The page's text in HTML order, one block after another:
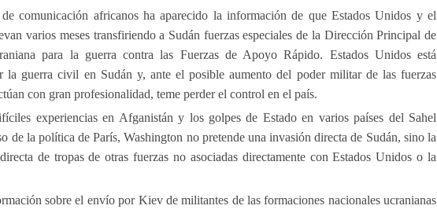
comunicación africanos ha aparecido la información de que Estados Unidos y el
varios meses transfiriendo a Sudán fuerzas especiales de la Dirección Principal de
para la guerra contra las Fuerzas de Apoyo Rápido. Estados Unidos está
la guerra civil en Sudán y, ante el posible aumento del poder militar de las fuerzas
con gran profesionalidad, teme perder el control en el país.
experiencias en Afganistán y los golpes de Estado en varios países del Sahel
de la política de París, Washington no pretende una invasión directa de Sudán, sino la
de tropas de otras fuerzas no asociadas directamente con Estados Unidos o la
sobre el envío por Kiev de militantes de las formaciones nacionales ucranianas